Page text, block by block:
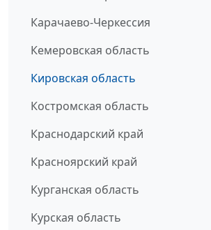
Карачаево-Черкессия
Кемеровская область
Кировская область
Костромская область
Краснодарский край
Красноярский край
Курганская область
Курская область